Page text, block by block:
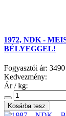
1972, NDK -
BÉLYEGGEL!
Fogyasztói ár:
Kedvezmény:
Ár / kg: